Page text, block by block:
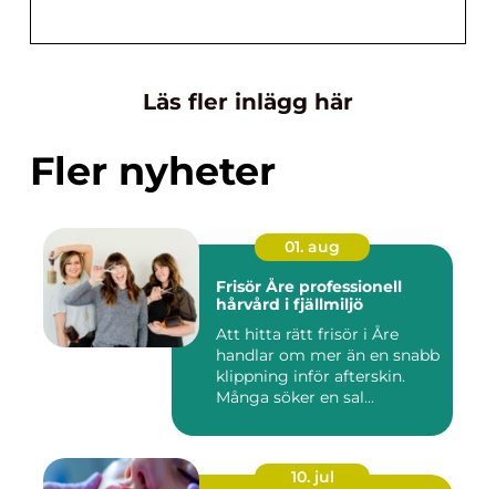
Läs fler inlägg här
Fler nyheter
01. aug
Frisör Åre professionell
hårvård i fjällmiljö
Att hitta rätt frisör i Åre
handlar om mer än en snabb
klippning inför afterskin.
Många söker en sal...
10. jul